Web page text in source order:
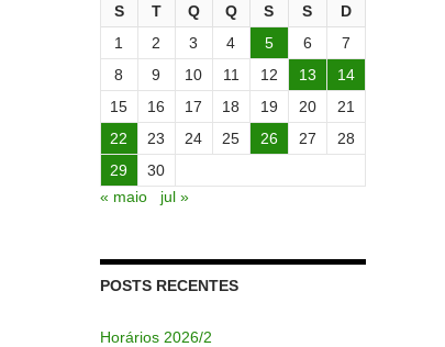
S T Q Q S S
D
1
2 3 4 5 6
7
8
9 10 11 12 13
14
15
16 17 18 19 20
21
22
23 24 25 26 27
28
29
30
« maio
jul »
POSTS RECENTES
Horários 2026/2